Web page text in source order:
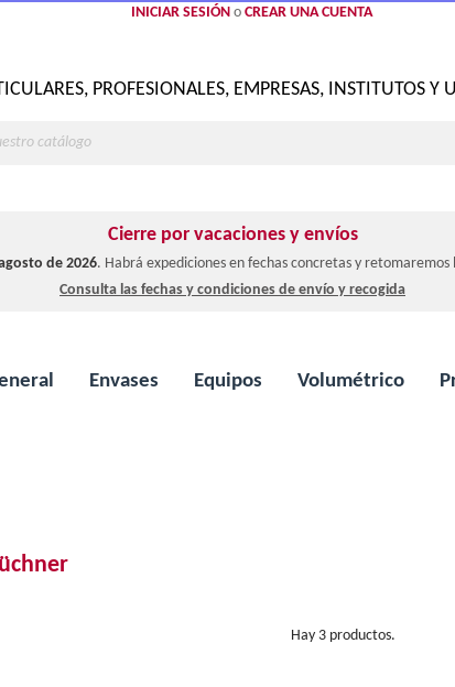
INICIAR SESIÓN o CREAR UNA CUENTA
PROFESIONALES, EMPRESAS, INSTITUTOS Y
Cierre por vacaciones y envíos
de 2026. Habrá expediciones en fechas concretas y
Consulta las fechas y condiciones de envío y recogida
Envases Equipos Volumétrico
Hay 3 productos.